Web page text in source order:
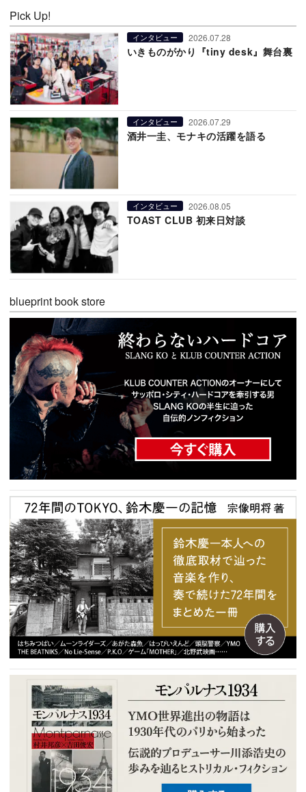
Pick Up!
インタビュー 2026.07.28
いきものがかり『tiny desk』舞台裏
インタビュー 2026.07.29
酒井一圭、モナキの活躍を語る
インタビュー 2026.08.05
TOAST CLUB 初来日対談
blueprint book store